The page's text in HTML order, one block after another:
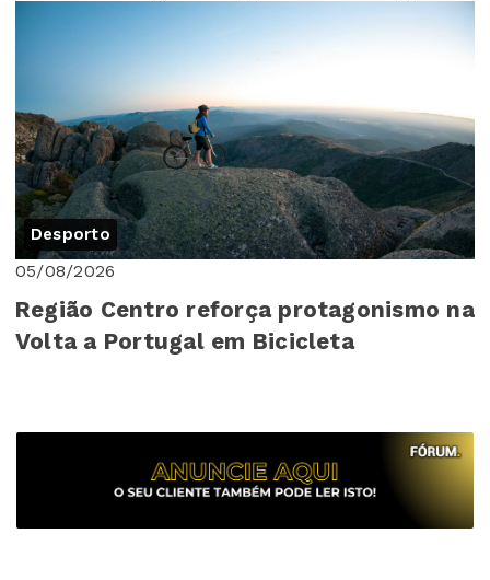
4º lugar ...
Desporto
05/08/2026
Região Centro reforça protagonismo na
Volta a Portugal em Bicicleta